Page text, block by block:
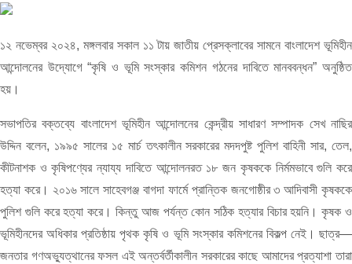
১২ নভেম্বর ২০২৪, মঙ্গলবার সকাল ১১ টায় জাতীয় প্রেসক্লাবের সামনে বাংলাদেশ ভূমিহীন
আন্দোলনের উদ্যোগে “কৃষি ও ভূমি সংস্কার কমিশন গঠনের দাবিতে মানববন্ধন” অনুষ্ঠিত
হয়।
সভাপতির বক্তব্যে বাংলাদেশ ভূমিহীন আন্দোলনের কেন্দ্রীয় সাধারণ সম্পাদক সেখ নাছির
উদ্দিন বলেন, ১৯৯৫ সালের ১৫ মার্চ তৎকালীন সরকারের মদদপুষ্ট পুলিশ বাহিনী সার, তেল,
কীটনাশক ও কৃষিপণ্যের ন্যায্য দাবিতে আন্দোলনরত ১৮ জন কৃষককে নির্মমভাবে গুলি করে
হত্যা করে। ২০১৬ সালে সাহেবগঞ্জ বাগদা ফার্মে প্রান্তিক জনগোষ্ঠীর ৩ আদিবাসী কৃষককে
পুলিশ গুলি করে হত্যা করে। কিন্তু আজ পর্যন্ত কোন সঠিক হত্যার বিচার হয়নি। কৃষক ও
ভূমিহীনদের অধিকার প্রতিষ্ঠায় পৃথক কৃষি ও ভূমি সংস্কার কমিশনের বিকল্প নেই। ছাত্র—
জনতার গণঅভ্যুত্থানের ফসল এই অন্তর্বর্তীকালীন সরকারের কাছে আমাদের প্রত্যাশা তারা